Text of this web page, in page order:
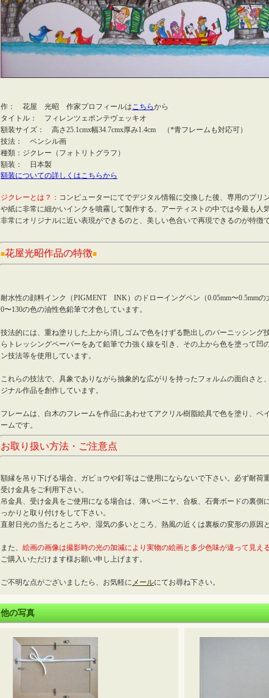
作： 花屋 光昭 作家プロフィールはこちらから
タイトル： フィレンツェポンテヴェッキオ
額装サイズ： 高さ25.1cmx幅34.7cmx厚み1.4cm （*青フレームも対応可）
技法： ペンシル画
種類：ジクレー（フォトリトグラフ）
額装： 日本製
額装についての詳しくはこちらから
ジクレーとは？： コンピューターにてでデジタル情報に交換した後、専用のプリ
や紙に非常に細かいインクを噴霧して製作する、アーティストの中では今最も人
非常にオリジナルに近い表現ができるのと、美しい色合いで再現できるのが特徴で
■花屋光昭作品の特徴■
耐水性の顔料インク（PIGMENT INK）のドローイングペン（0.05mm〜0.5mmの
0〜130の色の油性色鉛筆で才色しています。
技法的には、重ね塗りした上から消しゴムで色をけずる艶出しのバーニッシング
らトレッシングペーパーをあて鉛筆で力強く線を引き、その上から色を塗って凹
ン技法等を使用しています。
これらの技法で、具象でありながら抽象的な広がりを持ったフォルムの面白さと
ジナル作品を創作しています。
フレームは、白木のフレームを作品にあわせてアクリル樹脂絵具で色を塗り、ペ
ームです。
お取り扱い方法・ご注意点
額縁を吊り下げる場合、ガビョウや釘等はご使用にならないで下さい。必ず耐荷
受け金具をご利用下さい。
吊金具、受け金具をご使用になる場合は、薄いベニヤ、合板、石膏ボードの裏側
っかりと取り付けをして下さい。
直射日光の当たるところや、湿気の多いところ、熱風の近くは裏板の変形の原因
また、 絵画の画像は撮影時の光の加減により実物の絵画と多少色味が違って見え
ご購入いただけます様お願い申し上げます。
ご不明な点がございましたら、お気軽に メールにてお尋ね下さい。
他の写真